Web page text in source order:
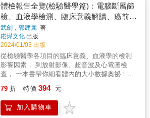
謹，權威度十足。 ◎解答疑惑，從源頭開始 先
釐清民眾對健檢報告最常見的困惑，再從「預
防保健」談起，建立完整的健康管理觀念。 ◎
架構清楚，18大類全解析 將複雜的健檢項目劃
分為 18類，逐項解析血液、生化、影像、心電
圖等檢查，幫助讀者快速定位。 ◎易讀設計，
圖文並茂 結合淺白文字與清晰圖表，讓艱澀醫
學名詞也能一看就懂。 ◎工具完整，查找更方
參考價，檢驗資訊一目了然。 ◎實際價值，落
實健康管理 不僅能看懂報告，更能判斷身體哪
裡出了問題，進而採取正確的預防與調整。
解身體內部健康狀況，並提供預防和管理建
議。 【外科檢查】 這一章包含了外科領域的各
種檢查項目，如皮膚病、淺表淋巴結檢查、甲
狀腺體格檢查、乳腺體格檢查、體表腫瘤、四
肢關節檢查、脊柱檢查、骨質密度檢查、下肢
表淺靜脈檢查、肛門檢查以及前列腺檢查。這
些檢查有助於檢測和診斷各種外科疾病，包括
皮膚病、乳腺疾病、骨骼和關節問題等。 【婦
科檢查】 這一章介紹了婦科檢查的各個項目，
並提供了常見的幾種婦科疾病的介紹，包括婦
和用藥、生活習慣等，女性讀者可以藉由日常
的預防和自我管理來維持婦科健康。 【耳鼻咽
體檢報告全覽(檢驗醫學篇)：電腦斷層篩
檢、血液學檢測、臨床意義解讀、癌前病
變治療……儀器不照都不知道，最詳細的
檢驗醫學攻略！
武劍，郭建麗 著
崧燁文化 出版
2024/01/03 出版
從檢驗醫學各項目的臨床意義、血液學的檢測
影響因素， 到放射影像、超音波及心電圖檢
查， 一本書帶你細看體內的大小數據奧祕！
檢檢驗項目，包括血液、尿液、糞便等，並解
釋了它們的臨床意義。接著介紹了其他健康體
檢檢驗項目，例如甲狀腺功能、腫瘤、感染性
79 折 特價 394 元
加入購物車